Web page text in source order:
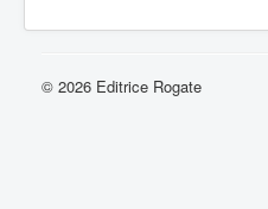
© 2026 Editrice Rogate